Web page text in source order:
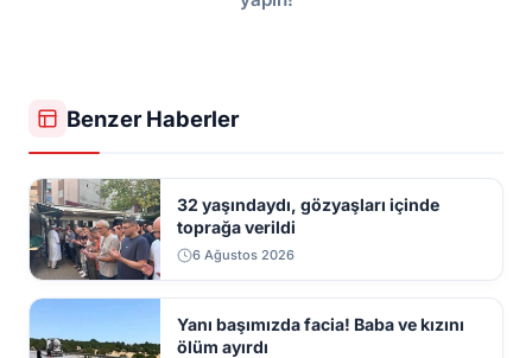
Benzer Haberler
32 yaşındaydı, gözyaşları içinde
toprağa verildi
6 Ağustos 2026
Yanı başımızda facia! Baba ve kızını
ölüm ayırdı